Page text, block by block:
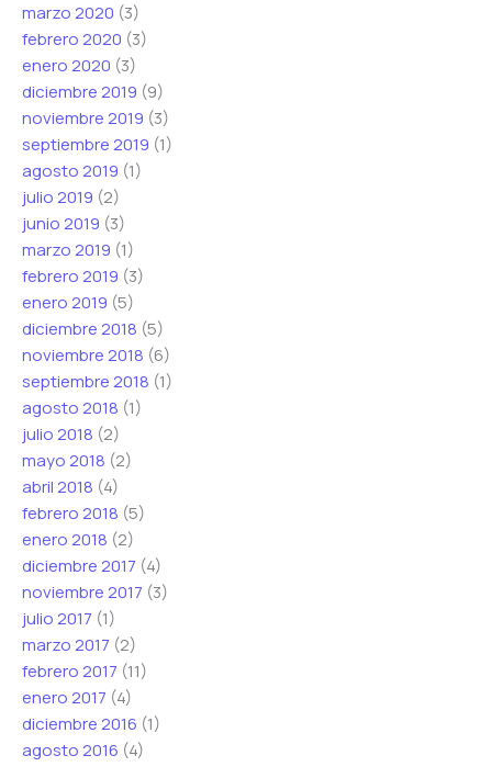
marzo 2020 (3)
febrero 2020 (3)
enero 2020 (3)
diciembre 2019 (9)
noviembre 2019 (3)
septiembre 2019 (1)
agosto 2019 (1)
julio 2019 (2)
junio 2019 (3)
marzo 2019 (1)
febrero 2019 (3)
enero 2019 (5)
diciembre 2018 (5)
noviembre 2018 (6)
septiembre 2018 (1)
agosto 2018 (1)
julio 2018 (2)
mayo 2018 (2)
abril 2018 (4)
febrero 2018 (5)
enero 2018 (2)
diciembre 2017 (4)
noviembre 2017 (3)
julio 2017 (1)
marzo 2017 (2)
febrero 2017 (11)
enero 2017 (4)
diciembre 2016 (1)
agosto 2016 (4)